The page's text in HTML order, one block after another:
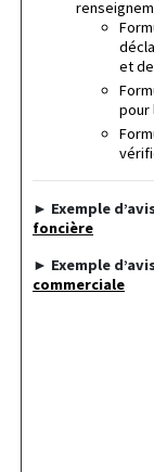
et
pour
► Exemple
foncière
► Exemple
commerciale